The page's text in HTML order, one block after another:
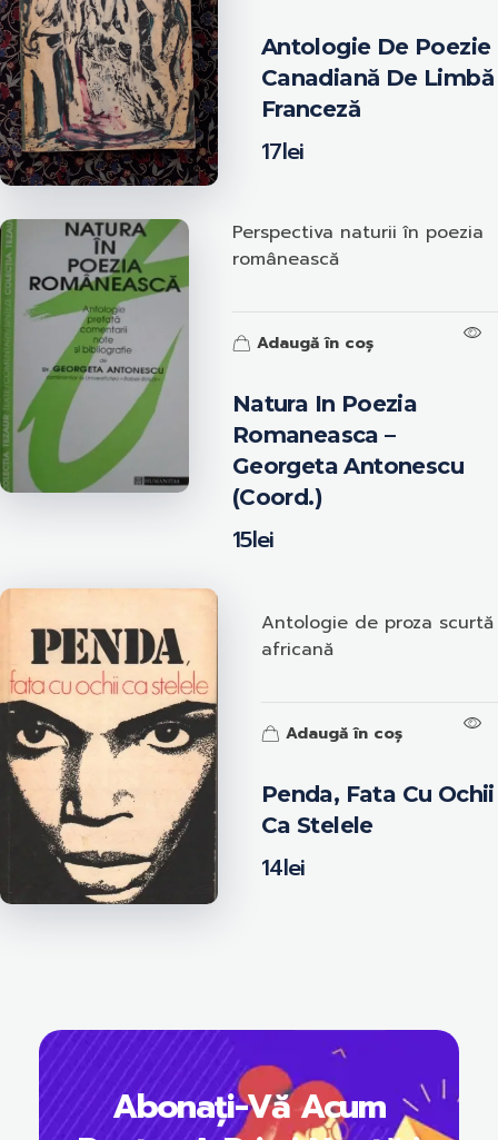
Antologie De Poezie
Canadiană De Limbă
Franceză
17lei
Natura In Poezia
Romaneasca –
Georgeta Antonescu
(coord.)
15lei
Perspectiva naturii în poezia
românească
Adaugă în coș
Penda, Fata Cu Ochii
Ca Stelele
14lei
Antologie de proza scurtă
africană
Adaugă în coș
Abonați-Vă Acum